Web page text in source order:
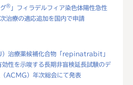
® 」フィラデルフィア染色体陽性急性
治療の適応追加を国内で申請
）治療薬候補化合物「repinatrabit」
性を示唆する長期非盲検延長試験のデ
ACMG）年次総会にて発表